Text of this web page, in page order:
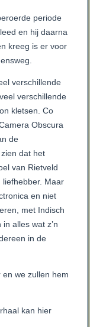
periode
en hij daarna
kreeg is er voor
verschillende
verschillende
kletsen. Co
Obscura
de
dat het
van Rietveld
liefhebber. Maar
en niet
met Indisch
alles wat z’n
in de
we zullen hem
kan hier